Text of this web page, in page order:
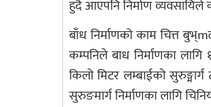
हुदै आएपनि निर्माण
बाँध निर्माणको काम चित्त
कम्पनिले बाध निर्माणका
किलो मिटर लम्बाईको
सुरुङमार्ग निर्माणका लागि